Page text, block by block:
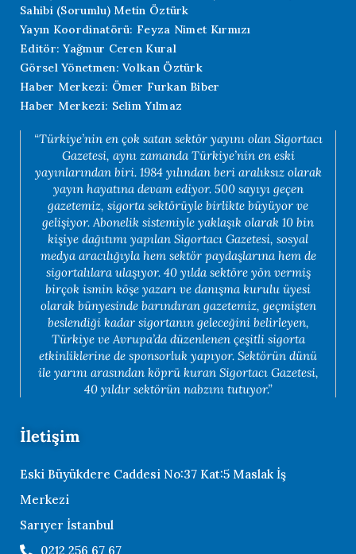
Sahibi (Sorumlu) Metin Öztürk
Yayın Koordinatörü: Feyza Nimet Kırmızı
Editör: Yağmur Ceren Kural
Görsel Yönetmen: Volkan Öztürk
Haber Merkezi: Ömer Furkan Biber
Haber Merkezi: Selim Yılmaz
“Türkiye’nin en çok satan sektör yayını olan Sigortacı
Gazetesi, aynı zamanda Türkiye’nin en eski
yayınlarından biri. 1984 yılından beri aralıksız olarak
yayın hayatına devam ediyor. 500 sayıyı geçen
gazetemiz, sigorta sektörüyle birlikte büyüyor ve
gelişiyor. Abonelik sistemiyle yaklaşık olarak 10 bin
kişiye dağıtımı yapılan Sigortacı Gazetesi, sosyal
medya aracılığıyla hem sektör paydaşlarına hem de
sigortalılara ulaşıyor. 40 yılda sektöre yön vermiş
birçok ismin köşe yazarı ve danışma kurulu üyesi
olarak bünyesinde barındıran gazetemiz, geçmişten
beslendiği kadar sigortanın geleceğini belirleyen,
Türkiye ve Avrupa’da düzenlenen çeşitli sigorta
etkinliklerine de sponsorluk yapıyor. Sektörün dünü
ile yarını arasından köprü kuran Sigortacı Gazetesi,
40 yıldır sektörün nabzını tutuyor.”
İletişim
Eski Büyükdere Caddesi No:37 Kat:5 Maslak İş
Merkezi
Sarıyer İstanbul
0212 256 67 67